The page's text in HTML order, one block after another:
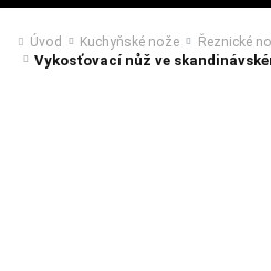
Úvod Kuchyňské nože Řeznické
Vykosťovací nůž ve